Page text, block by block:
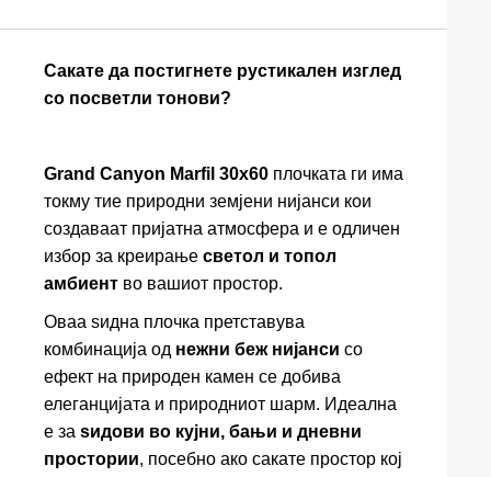
Сакате да постигнете рустикален изглед
со посветли тонови?
Grand Canyon Marfil 30x60 плочката ги има
токму тие природни земјени нијанси кои
создаваат пријатна атмосфера и е одличен
избор за креирање светол и топол
амбиент во вашиот простор.
Оваа ѕидна плочка претставува
комбинација од нежни беж нијанси со
ефект на природен камен се добива
елеганцијата и природниот шарм. Идеална
е за ѕидови во кујни, бањи и дневни
простории, посебно ако сакате простор кој